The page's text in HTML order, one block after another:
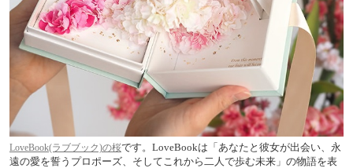
LoveBook(ラブブック)の桜です。LoveBookは「あなたと彼女が出会い、永
遠の愛を誓うプロポーズ、そしてこれから二人で歩む未来」の物語を表